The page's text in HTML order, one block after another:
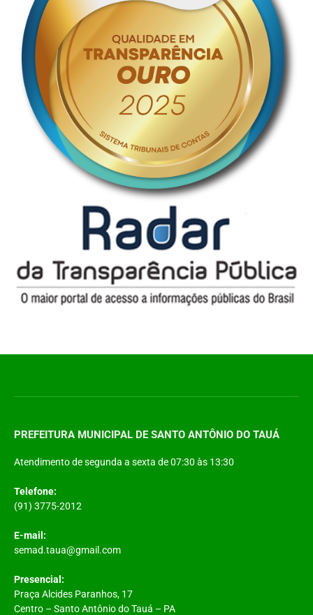
PREFEITURA MUNICIPAL DE SANTO ANTÔNIO DO TAUÁ
Atendimento de segunda a sexta de 07:30 às 13:30
Telefone:
(91) 3775-2012
E-mail:
semad.taua@gmail.com
Presencial:
Praça Alcides Paranhos, 17
Centro – Santo Antônio do Tauá – PA